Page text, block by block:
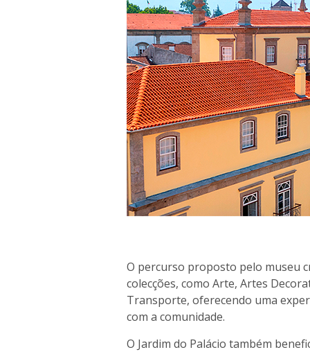
O percurso proposto pelo museu
colecções, como Arte, Artes
Transporte, oferecendo uma
com a comunidade.
O Jardim do Palácio também